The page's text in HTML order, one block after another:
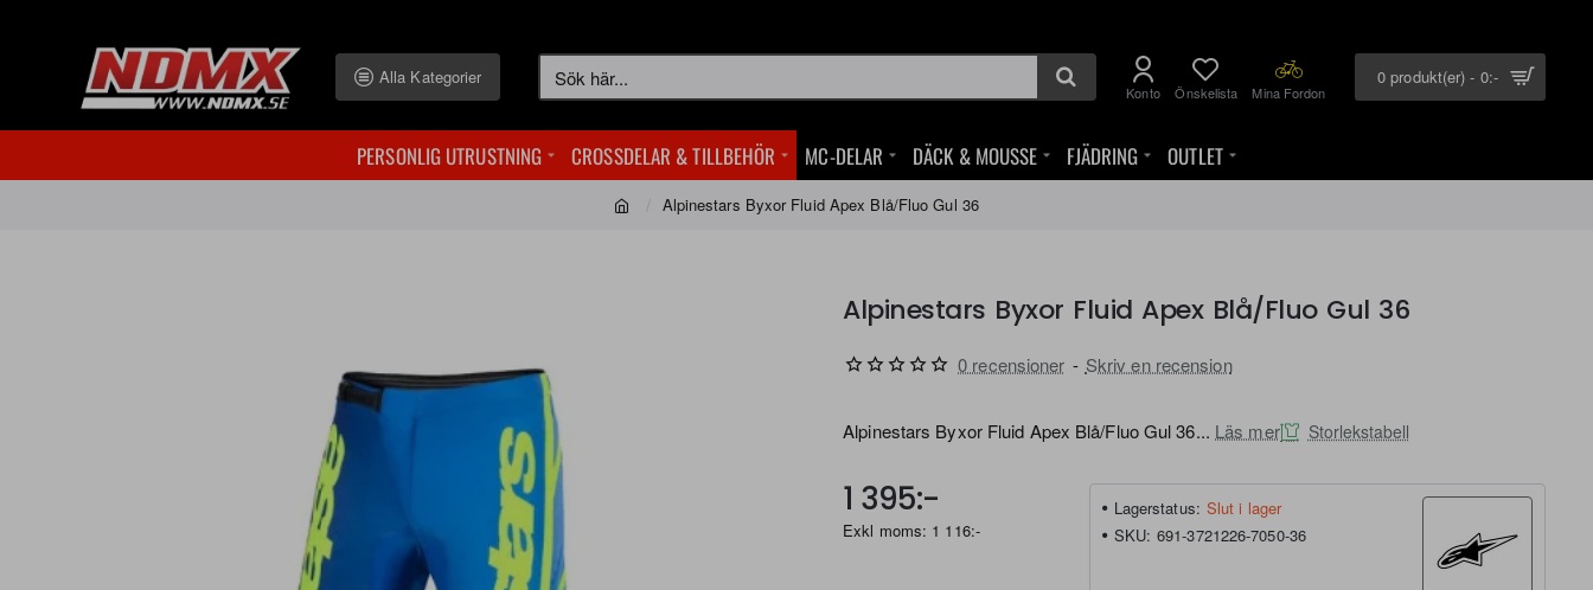
Alla Kategorier
Sök
Konto Önskelista Mina Fordon
0 produkt(er) - 0:-
PERSONLIG UTRUSTNING CROSSDELAR & TILLBEHÖR MC-DELAR DÄCK & MOUSSE FJÄDRING OUTLET
Alpinestars Byxor Fluid Apex Blå/Fluo Gul 36
Alpinestars Byxor Fluid Apex Blå/Fluo Gul 36
Alpinestars Byxor Fluid Apex Blå/Fluo Gul 36... Läs mer Storlekstabell
0 recensioner - Skriv en recension
1 395:-
Exkl moms: 1 116:-
Lagerstatus: Slut i lager
SKU: 691-3721226-7050-36